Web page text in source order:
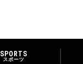
SPORTS
スポーツ